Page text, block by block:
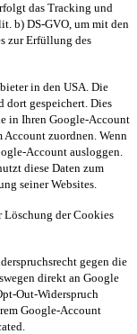
das Tracking und
b) DS-GVO, um mit den
zur Erfüllung des
in den USA. Die
dort gespeichert. Dies
in Ihren Google-Account
zuordnen. Wenn
Account ausloggen.
diese Daten zum
seiner Websites.
Löschung der Cookies
gegen die
direkt an Google
Out-Widerspruch
Google-Account